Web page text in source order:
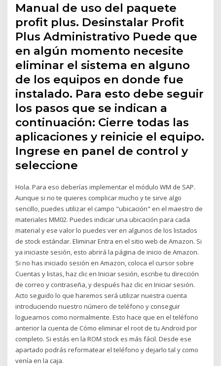
Manual de uso del paquete
profit plus. Desinstalar Profit
Plus Administrativo Puede que
en algún momento necesite
eliminar el sistema en alguno
de los equipos en donde fue
instalado. Para esto debe seguir
los pasos que se indican a
continuación: Cierre todas las
aplicaciones y reinicie el equipo.
Ingrese en panel de control y
seleccione
Hola. Para eso deberías implementar el módulo WM de SAP.
Aunque si no te quieres complicar mucho y te sirve algo
sencillo, puedes utilizar el campo "ubicación" en el maestro de
materiales MM02. Puedes indicar una ubicación para cada
material y ese valor lo puedes ver en algunos de los listados
de stock estándar. Eliminar Entra en el sitio web de Amazon. Si
ya iniciaste sesión, esto abrirá la página de inicio de Amazon.
Si no has iniciado sesión en Amazon, coloca el cursor sobre
Cuentas y listas, haz clic en Iniciar sesión, escribe tu dirección
de correo y contraseña, y después haz clic en Iniciar sesión.
Acto seguido lo que haremos será utilizar nuestra cuenta
introduciendo nuestro número de teléfono y conseguir
loguearnos como normalmente. Esto hace que en el teléfono
anterior la cuenta de Cómo eliminar el root de tu Android por
completo. Si estás en la ROM stock es más fácil. Desde ese
apartado podrás reformatear el teléfono y dejarlo tal y como
venía en la caja.